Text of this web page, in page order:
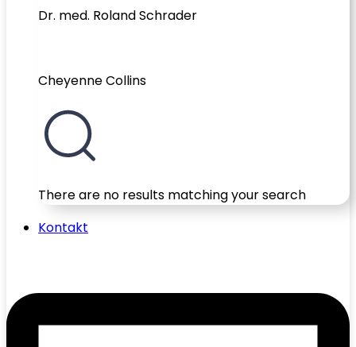
Dr. med. Roland Schrader
Cheyenne Collins
There are no results matching your search
Kontakt